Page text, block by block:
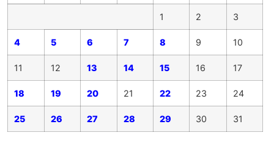
1 2 3
4 5 6 7 8 9 10
11 12 13 14 15 16 17
18 19 20 21 22 23 24
25 26 27 28 29 30 31